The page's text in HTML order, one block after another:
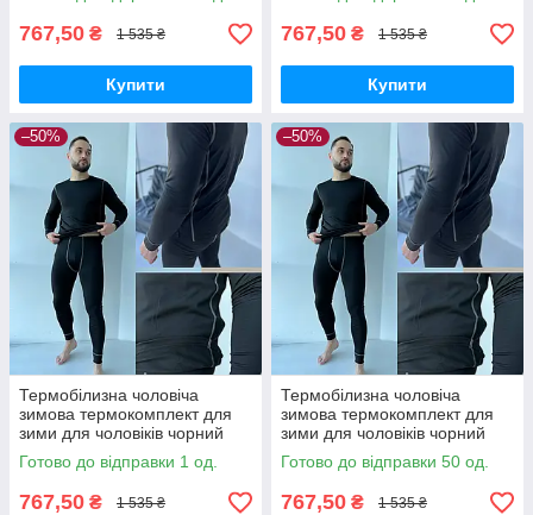
767,50 ₴ 1 535 ₴
Купити
767,50 ₴ 1 535 ₴
Купити
–50%
Термобілизна чоловіча
зимова термокомплект для
зими для чоловіків чорний
Туреччина
Готово до відправки 1 од.
767,50 ₴ 1 535 ₴
–50%
Термобілизна чоловіча
зимова термокомплект для
зими для чоловіків чорний
Туреччина
Готово до відправки 50 од.
767,50 ₴ 1 535 ₴